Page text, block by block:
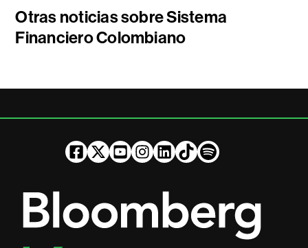
Otras noticias sobre Sistema
Financiero Colombiano